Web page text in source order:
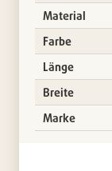
Material
Farbe
Länge
Breite
Marke